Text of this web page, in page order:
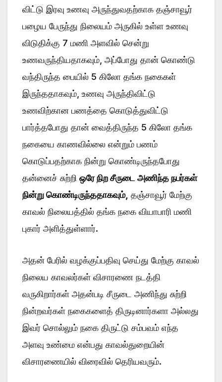
விட்டு இரவு உணவு அருந்துவதற்காக தஞ்சாவூர்
பழைய பேருந்து நிலையம் அருகில் உள்ள உணவு
விடுதிக்கு 7 மணி அளவில் சென்று
உணவருந்தியதாகவும், அப்போது தான் கொண்டு
வந்திருந்த பையில் 5 கிலோ தங்க நகைகள்
இருந்ததாகவும், உணவு அருந்திவிட்டு
உணவிற்கான பணத்தை கொடுத்துவிட்டு
பார்த்தபோது தான் வைத்திருந்த 5 கிலோ தங்க
நகையை காணவில்லை என்றும் பணம்
கொடுப்பதற்காக நின்று கொண்டிருந்தபோது
தன்னைச் சுற்றி ஒரே நிற சீருடை அணிந்த நபர்கள்
நின்று கொண்டிருந்ததாகவும், தஞ்சாவூர் மேற்கு
காவல் நிலையத்தில் தங்க நகை வியாபாரி மணி
புகார் அளித்துள்ளார்.
அதன் பேரில் வழக்குப்பதிவு செய்து மேற்கு காவல்
நிலைய காவலர்கள் விசாரணை நடத்தி
வருகிறார்கள் அதன்படி சீருடை அணிந்து சுற்றி
நின்றவர்கள் நகைகளைத் திருடினார்களா அல்லது
இவர் சொல்லும் நகை திருட்டு சம்பவம் எந்த
அளவு உண்மை என்பது காவல்துறையின்
விசாரணையில் விரைவில் தெரியவரும்.